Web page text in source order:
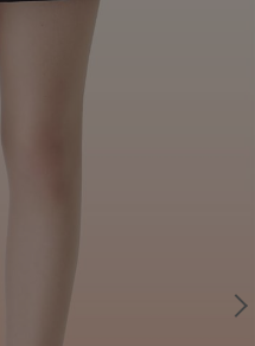
下着